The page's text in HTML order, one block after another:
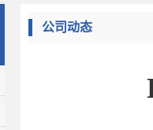
公司动态